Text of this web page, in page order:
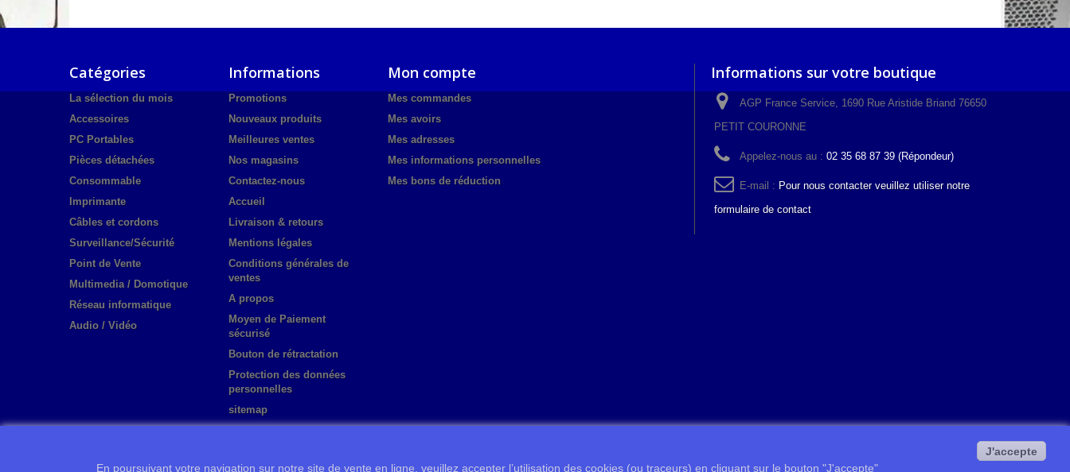
Catégories
La sélection du mois
Accessoires
PC Portables
Pièces détachées
Consommable
Imprimante
Câbles et cordons
Surveillance/Sécurité
Point de Vente
Multimedia / Domotique
Réseau informatique
Audio / Vidéo
Informations
Promotions
Nouveaux produits
Meilleures ventes
Nos magasins
Contactez-nous
Accueil
Livraison & retours
Mentions légales
Conditions générales de
ventes
A propos
Moyen de Paiement
sécurisé
Bouton de rétractation
Protection des données
personnelles
sitemap
Mon compte
Mes commandes
Mes avoirs
Mes adresses
Mes informations personnelles
Mes bons de réduction
Informations sur votre boutique
AGP France Service, 1690 Rue Aristide Briand 76650
PETIT COURONNE
Appelez-nous au : 02 35 68 87 39 (Répondeur)
E-mail : Pour nous contacter veuillez utiliser notre
formulaire de contact
En poursuivant votre navigation sur notre site de vente en ligne, veuillez accepter l’utilisation des cookies (ou traceurs) en cliquant sur le bouton "J'accepte"
J'accepte